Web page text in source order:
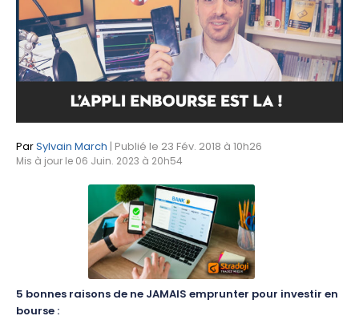
ParSylvain March | Publié le 23 Fév. 2018 à 10h26
Mis à jour le 06 Juin. 2023 à 20h54
5 bonnes raisons de ne JAMAIS emprunter pour investir en
bourse :